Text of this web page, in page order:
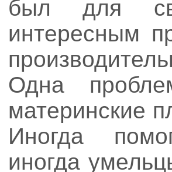
был для
интересным
Одна
материнские
Иногда
иногда